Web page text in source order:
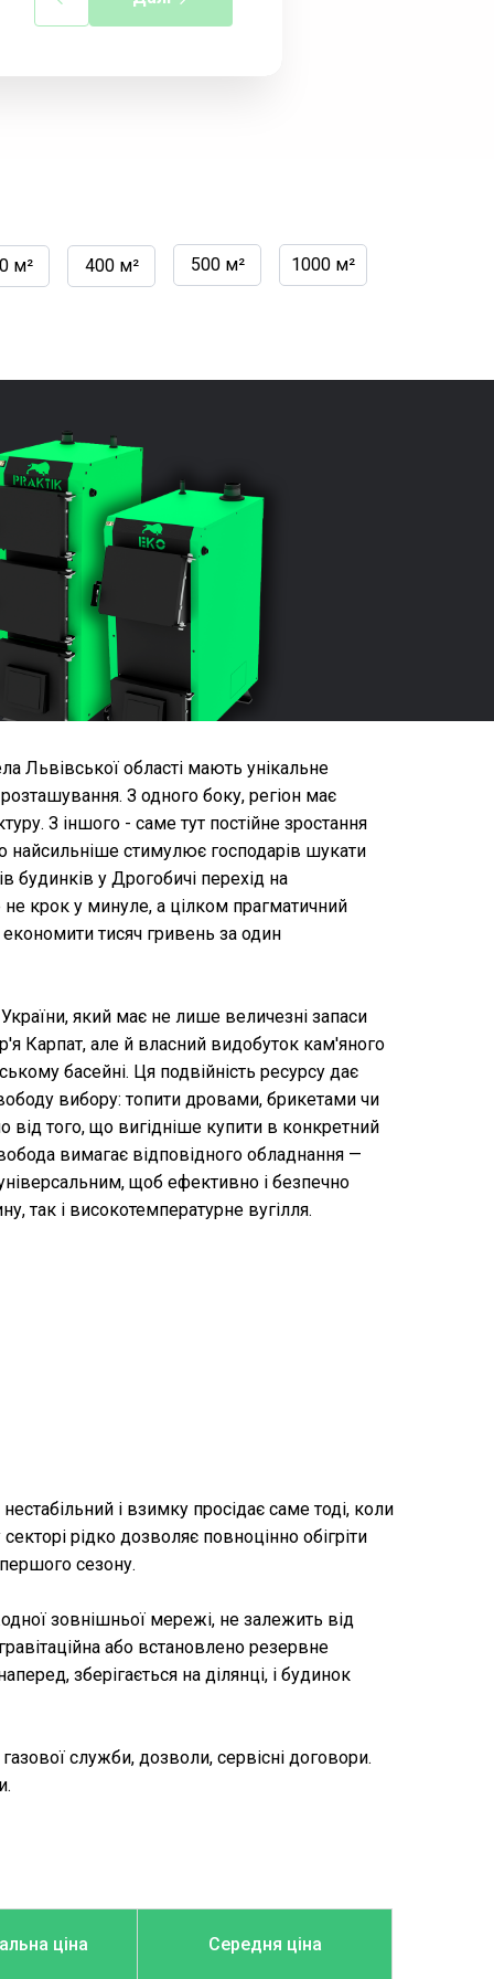
1000 м²
500 м²
400 м²
м²
Львівської області мають унікальне
З одного боку, регіон має
З іншого - саме тут постійне зростання
найсильніше стимулює господарів шукати
будинків у Дрогобичі перехід на
крок у минуле, а цілком прагматичний
тисяч гривень за один
який має не лише величезні запаси
Карпат, але й власний видобуток кам'яного
басейні. Ця подвійність ресурсу дає
вибору: топити дровами, брикетами чи
від того, що вигідніше купити в конкретний
вимагає відповідного обладнання —
щоб ефективно і безпечно
так і високотемпературне вугілля.
і взимку просідає саме тоді, коли
рідко дозволяє повноцінно обігріти
сезону.
зовнішньої мережі, не залежить від
або встановлено резервне
зберігається на ділянці, і будинок
служби, дозволи, сервісні договори.
ціна Середня ціна